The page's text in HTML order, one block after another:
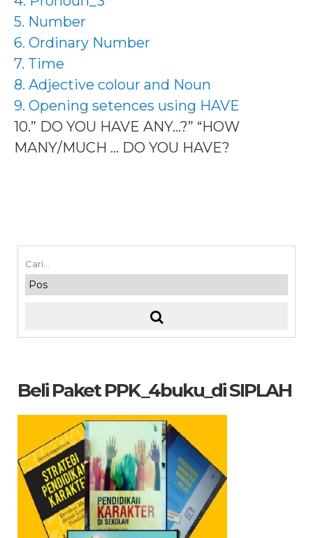
5. Number
6. Ordinary Number
7. Time
8. Adjective colour and Noun
9. Opening setences using HAVE
10.” DO YOU HAVE ANY…?” “HOW
MANY/MUCH … DO YOU HAVE?
Beli Paket PPK_4buku_di SIPLAH